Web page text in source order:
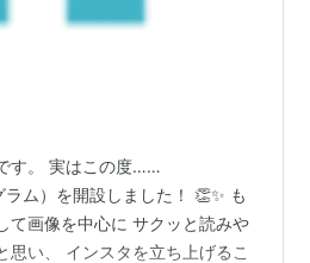
す。 実はこの度……
ム）を開設しました！ 👏✨ も
て画像を中心に サクッと読みや
思い、 インスタを立ち上げるこ